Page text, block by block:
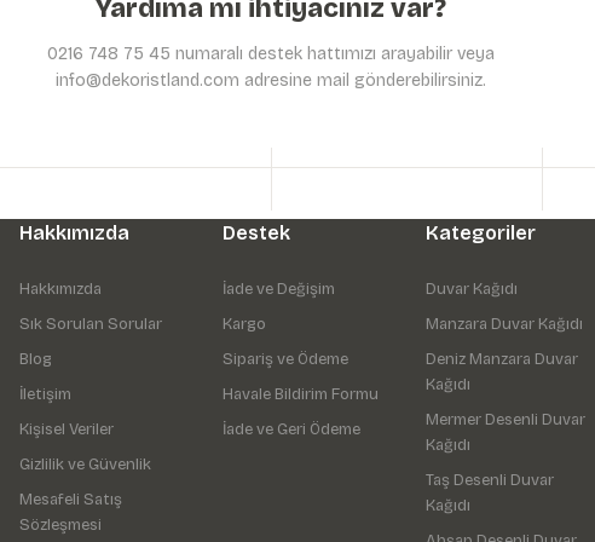
Yardıma mı ihtiyacınız var?
0216 748 75 45 numaralı destek hattımızı arayabilir veya
info@dekoristland.com adresine mail gönderebilirsiniz.
Hakkımızda
Hakkımızda
Sık Sorulan Sorular
Blog
İletişim
Kişisel Veriler
Gizlilik ve Güvenlik
Mesafeli Satış
Sözleşmesi
Destek
İade ve Değişim
Kargo
Sipariş ve Ödeme
Havale Bildirim Formu
İade ve Geri Ödeme
Kategoriler
Duvar Kağıdı
Manzara Duvar Kağıdı
Deniz Manzara Duvar
Kağıdı
Mermer Desenli Duvar
Kağıdı
Taş Desenli Duvar
Kağıdı